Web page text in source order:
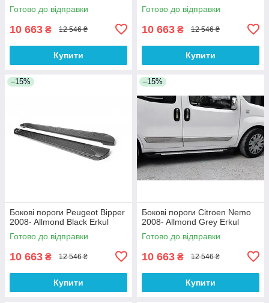
Готово до відправки
10 663 ₴ 12 546 ₴
Купити
Готово до відправки
10 663 ₴ 12 546 ₴
Купити
–15%
Бокові пороги Peugeot Bipper
2008- Allmond Black Erkul
Готово до відправки
10 663 ₴ 12 546 ₴
Купити
–15%
Бокові пороги Citroen Nemo
2008- Allmond Grey Erkul
Готово до відправки
10 663 ₴ 12 546 ₴
Купити